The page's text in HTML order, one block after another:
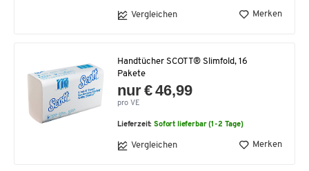
Vergleichen Merken
Handtücher SCOTT® Slimfold, 16
Pakete
nur € 46,99
pro VE
Lieferzeit:Sofort lieferbar (1-2 Tage)
Vergleichen Merken